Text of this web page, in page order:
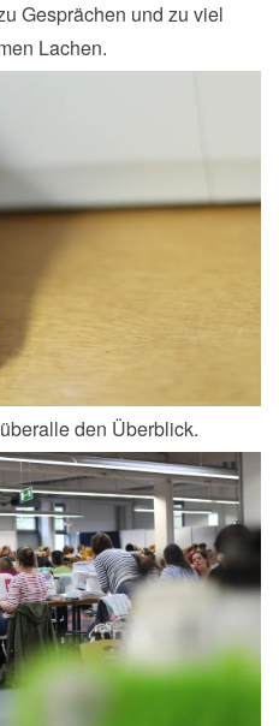
Gesprächen und zu viel
Lachen.
den Überblick.